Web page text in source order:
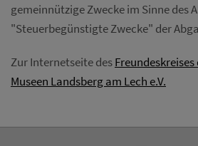
ansehen.
Eingebundene Inhalte
eingebunden. Das können Kartendienste wie
oder auch Anwendungen einer externen
gemeinnützige Zwecke im Sinne des
"Steuerbegünstigte Zwecke" der
Zur Internetseite des
Museen Landsberg am Lech e.V.